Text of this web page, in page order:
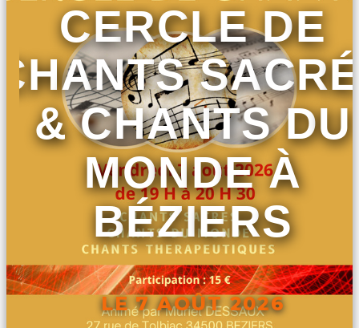
CERCLE DE
& CHANTS DU
MONDE À
BÉZIERS
LE 7 AOÛT 2026